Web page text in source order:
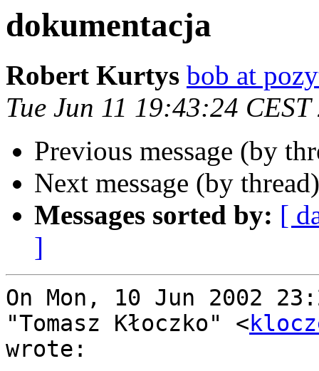
dokumentacja
Robert Kurtys bob at
Tue Jun 11 19:43:24 CEST
Previous message (by
Next message (by
Messages sorted by: [
]
On Mon, 10 Jun 2002
"Tomasz Kłoczko" <
wrote: